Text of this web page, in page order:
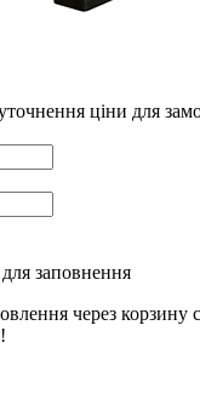
ціни для
заповнення
через корзину